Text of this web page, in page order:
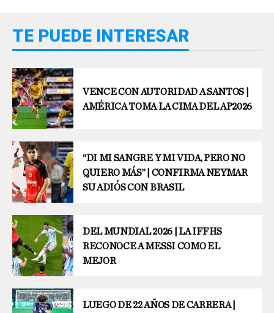
TE PUEDE INTERESAR
VENCE CON AUTORIDAD A SANTOS |
AMÉRICA TOMA LA CIMA DEL AP2026
“DI MI SANGRE Y MI VIDA, PERO NO
QUIERO MÁS” | CONFIRMA NEYMAR
SU ADIÓS CON BRASIL
DEL MUNDIAL 2026 | LA IFFHS
RECONOCE A MESSI COMO EL
MEJOR
LUEGO DE 22 AÑOS DE CARRERA |